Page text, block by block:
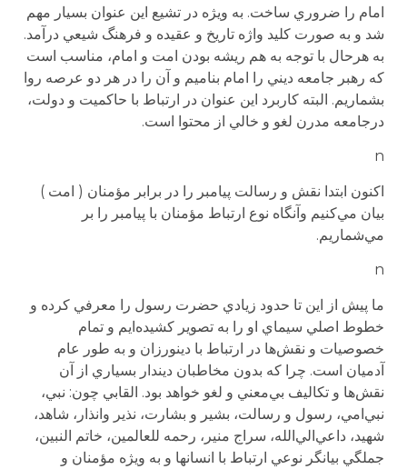
امام را ضروري ساخت. به ويژه در تشيع اين عنوان بسيار مهم
شد و به صورت كليد واژه تاريخ و عقيده و فرهنگ شيعي درآمد.
به هرحال با توجه به هم ريشه بودن امت و امام، مناسب است
كه رهبر جامعه ديني را امام بناميم و آن را در هر دو عرصه روا
بشماريم. البته كاربرد اين عنوان در ارتباط با حاكميت و دولت،
درجامعه مدرن لغو و خالي از محتوا است.
n
اكنون ابتدا نقش و رسالت پيامبر را در برابر مؤمنان ( امت )
بيان مي‌كنيم وآنگاه نوع ارتباط مؤمنان با پيامبر را بر
مي‌شماريم.
n
ما پيش از اين تا حدود زيادي حضرت رسول را معرفي كرده و
خطوط اصلي سيماي او را به تصوير كشيده‌ايم و تمام
خصوصيات و نقش‌ها در ارتباط با دين­ورزان و به طور عام
آدميان است. چرا كه بدون مخاطبان ديندار بسياري از آن
نقش‌ها و تكاليف بي‌معني و لغو خواهد بود. القابي چون: نبي،
نبي‌امي، رسول و رسالت، بشير و بشارت، نذير وانذار، شاهد،
شهيد، داعي‌‌الي‌الله، سراج منير، رحمه للعالمين، خاتم النبين،
جملگي بيانگر نوعي ارتباط با انسانها و به ويژه مؤمنان و